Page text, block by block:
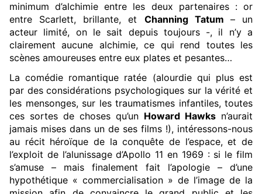
minimum d’alchimie entre les deux partenaires : or
entre Scarlett, brillante, et
Channing Tatum – un
acteur limité, on le sait depuis toujours -, il n’y a
clairement aucune alchimie, ce qui rend toutes les
scènes amoureuses entre eux plates et pesantes…
La comédie romantique ratée (alourdie qui plus est
par des considérations psychologiques sur la vérité et
les mensonges, sur les traumatismes infantiles, toutes
ces sortes de choses qu’un Howard Hawks n’aurait
jamais mises dans un de ses films !), intéressons-nous
au récit héroïque de la conquête de l’espace, et de
l’exploit de l’alunissage d’Apollo 11 en 1969 : si le film
s’amuse – mais finalement fait l’apologie – d’une
hypothétique « commercialisation » de l’image de la